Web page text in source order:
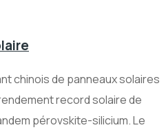
chinois de panneaux solaires
record solaire de
pérovskite-silicium. Le